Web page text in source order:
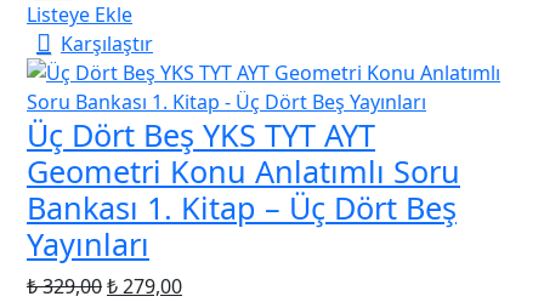
Listeye Ekle
Karşılaştır
Üç Dört Beş YKS TYT AYT
Geometri Konu Anlatımlı Soru
Bankası 1. Kitap – Üç Dört Beş
Yayınları
₺329,00Orijinal
₺279,00Şu